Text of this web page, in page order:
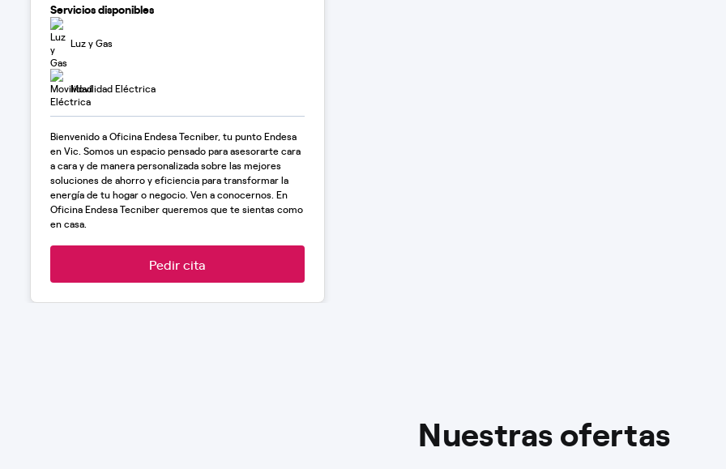
Servicios disponibles
Luz y Gas
Movilidad Eléctrica
Bienvenido a Oficina Endesa Tecniber, tu punto Endesa
en Vic. Somos un espacio pensado para asesorarte cara
a cara y de manera personalizada sobre las mejores
soluciones de ahorro y eficiencia para transformar la
energía de tu hogar o negocio. Ven a conocernos. En
Oficina Endesa Tecniber queremos que te sientas como
en casa.
Pedir cita
Nuestras ofertas